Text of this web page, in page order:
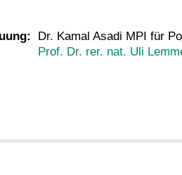
Dr. Kamal Asadi MPI für
Prof. Dr. rer. nat. Uli